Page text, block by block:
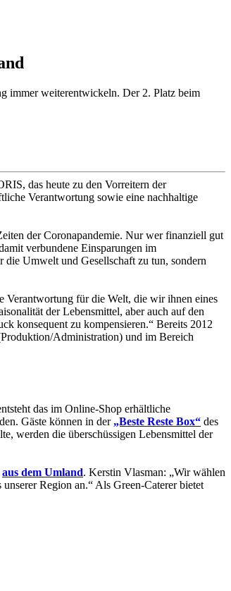
immer weiterentwickeln. Der 2. Platz beim
das heute zu den Vorreitern der
Verantwortung sowie eine nachhaltige
der Coronapandemie. Nur wer finanziell gut
verbundene Einsparungen im
Umwelt und Gesellschaft zu tun, sondern
Verantwortung für die Welt, die wir ihnen eines
der Lebensmittel, aber auch auf den
konsequent zu kompensieren.“ Bereits 2012
Administration) und im Bereich
das im Online-Shop erhältliche
Gäste können in der „Beste Reste Box“ des
werden die überschüssigen Lebensmittel der
aus dem Umland. Kerstin Vlasman: „Wir wählen
Region an.“ Als Green-Caterer bietet